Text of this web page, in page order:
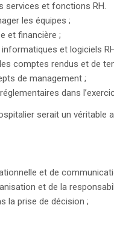
services et fonctions RH.
les équipes ;
et financière ;
et logiciels
comptes rendus et de
de management ;
dans
serait un véritable
et de
et de la
la prise de décision ;